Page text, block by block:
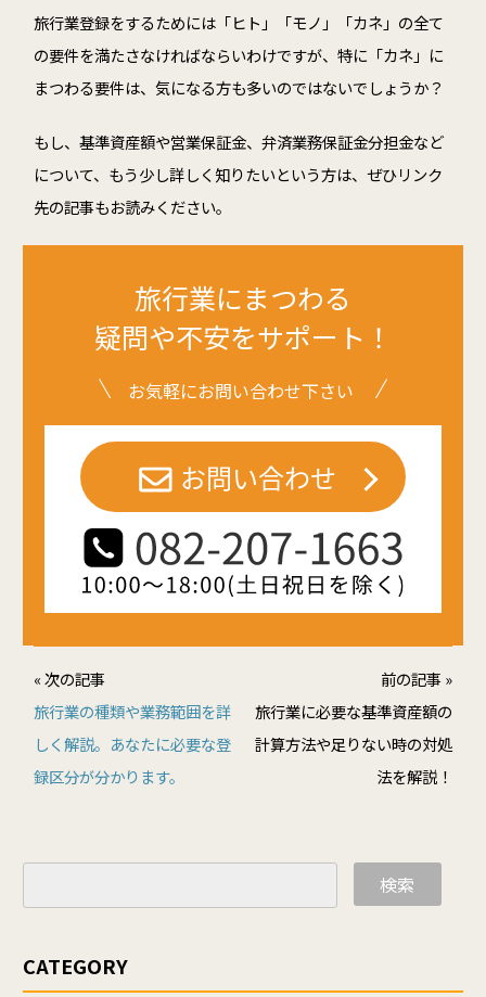
旅行業登録をするためには「ヒト」「モノ」「カネ」の全て
の要件を満たさなければならいわけですが、特に「カネ」に
まつわる要件は、気になる方も多いのではないでしょうか？
もし、基準資産額や営業保証金、弁済業務保証金分担金など
について、もう少し詳しく知りたいという方は、ぜひリンク
先の記事もお読みください。
旅行業にまつわる
疑問や不安をサポート！
お気軽にお問い合わせ下さい
« 次の記事
旅行業の種類や業務範囲を詳
しく解説。あなたに必要な登
録区分が分かります。
前の記事 »
旅行業に必要な基準資産額の
計算方法や足りない時の対処
法を解説！
検索
CATEGORY